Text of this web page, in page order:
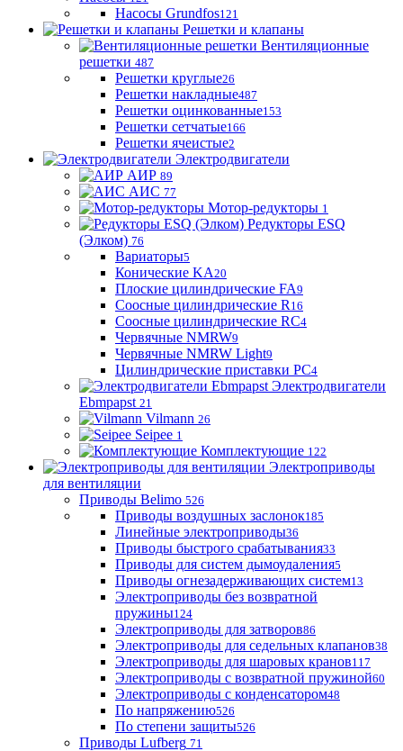
Насосы Grundfos121
Решетки и клапаны
Вентиляционные
решетки 487
Решетки круглые26
Решетки накладные487
Решетки оцинкованные153
Решетки сетчатые166
Решетки ячеистые2
Электродвигатели
АИР 89
АИС 77
Мотор-редукторы 1
Редукторы ESQ
(Элком) 76
Вариаторы5
Конические KA20
Плоские цилиндрические FA9
Соосные цилиндрические R 16
Соосные цилиндрические RC4
Червячные NMRW9
Червячные NMRW Light9
Цилиндрические приставки PC4
Электродвигатели
Ebmpapst 21
Vilmann 26
Seipee 1
Комплектующие 122
Электроприводы
для вентиляции
Приводы Belimo 526
Приводы воздушных заслонок185
Линейные электроприводы36
Приводы быстрого срабатывания33
Приводы для систем дымоудаления5
Приводы огнезадерживающих систем13
Электроприводы без возвратной
пружины124
Электроприводы для затворов86
Электроприводы для седельных клапанов38
Электроприводы для шаровых кранов117
Электроприводы с возвратной пружиной60
Электроприводы с конденсатором48
По напряжению526
По степени защиты526
Приводы Lufberg 71